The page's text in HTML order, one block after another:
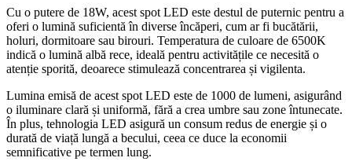
Cu o putere de 18W, acest spot LED este destul de puternic pentru a
oferi o lumină suficientă în diverse încăperi, cum ar fi bucătării,
holuri, dormitoare sau birouri. Temperatura de culoare de 6500K
indică o lumină albă rece, ideală pentru activitățile ce necesită o
atenție sporită, deoarece stimulează concentrarea și vigilenta.
Lumina emisă de acest spot LED este de 1000 de lumeni, asigurând
o iluminare clară și uniformă, fără a crea umbre sau zone întunecate.
În plus, tehnologia LED asigură un consum redus de energie și o
durată de viață lungă a becului, ceea ce duce la economii
semnificative pe termen lung.